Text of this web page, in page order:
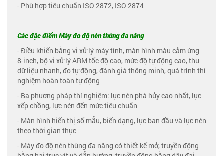
- Phù hợp tiêu chuẩn ISO 2872, ISO 2874
Các đặc điểm Máy đo độ nén thùng đa năng
- Điều khiển bằng vi xử lý máy tính, màn hình màu cảm ứng
8-inch, bộ vi xử lý ARM tốc độ cao, mức độ tự động cao, thu
dữ liệu nhanh, đo tự động, đánh giá thông minh, quá trình thí
nghiệm hoàn toàn tự động
- Ba phương pháp thí nghiệm: lực nén phá hủy cao nhất, lực
xếp chồng, lực nén đến mức tiêu chuẩn
- Màn hình hiển thị số mẫu, biến dạng, lực ban đầu và lực nén
theo thời gian thực
- Máy đo độ nén thùng đa năng có thiết kế mở, truyền động